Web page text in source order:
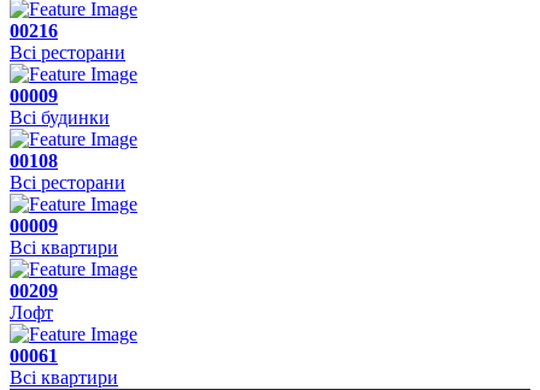
00216
Всі ресторани
00009
Всі будинки
00108
Всі ресторани
00009
Всі квартири
00209
Лофт
00061
Всі квартири